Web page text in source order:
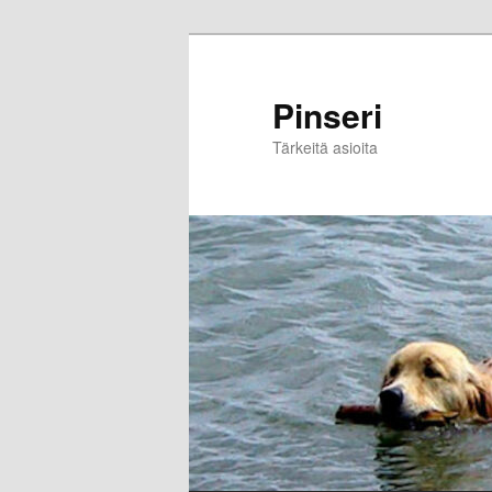
Pinseri
Tärkeitä asioita